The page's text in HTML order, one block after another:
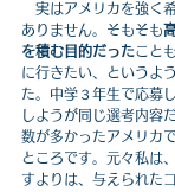
実はアメリカを強く
ありません。そもそも
を積む目的だったこと
に行きたい、というよ
た。中学３年生で応募
しようが同じ選考内容
数が多かったアメリカ
ところです。元々私は
すよりは、与えられた